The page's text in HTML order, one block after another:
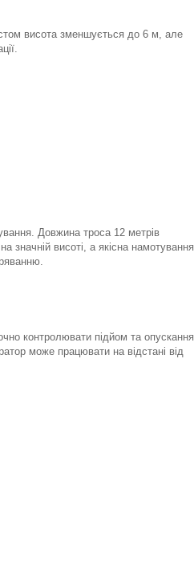
висота зменшується до 6 м, але
Довжина троса 12 метрів
значній висоті, а якісна намотування
контролювати підйом та опускання.
може працювати на відстані від